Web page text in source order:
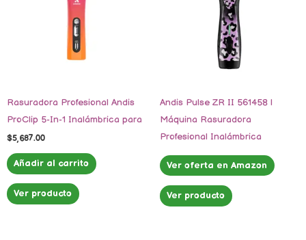
Rasuradora Profesional Andis
ProClip 5-In-1 Inalámbrica para
$5,687.00
Añadir al carrito
Ver producto
Andis Pulse ZR II 561458 |
Máquina Rasuradora
Profesional Inalámbrica
Ver oferta en Amazon
Ver producto